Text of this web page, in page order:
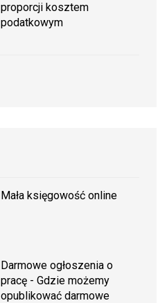
proporcji kosztem
podatkowym
Mała księgowość online
Darmowe ogłoszenia o
pracę - Gdzie możemy
opublikować darmowe